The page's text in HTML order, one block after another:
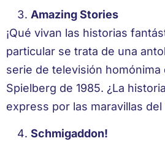
Amazing Stories
¡Qué vivan las historias
particular se trata de una
serie de televisión homónima
Spielberg de 1985. ¿La
express por las maravillas del
Schmigaddon!